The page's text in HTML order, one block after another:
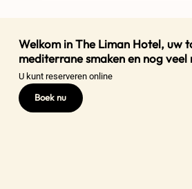
Welkom in The Liman Hotel, uw
mediterrane smaken en nog veel
U kunt reserveren online
Boek nu